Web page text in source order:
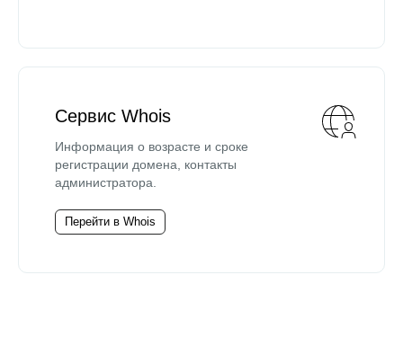
Сервис Whois
Информация о возрасте и сроке
регистрации домена, контакты
администратора.
Перейти в Whois